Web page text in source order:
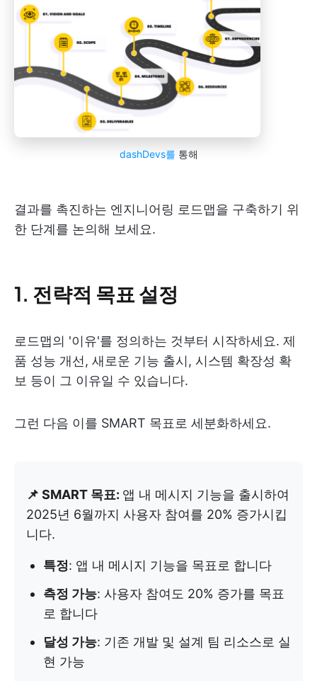
dashDevs를 통해
결과를 촉진하는 엔지니어링 로드맵을 구축하기 위
한 단계를 논의해 보세요.
1. 전략적 목표 설정
로드맵의 '이유'를 정의하는 것부터 시작하세요. 제
품 성능 개선, 새로운 기능 출시, 시스템 확장성 확
보 등이 그 이유일 수 있습니다.
그런 다음 이를 SMART 목표로 세분화하세요.
📌 SMART 목표: 앱 내 메시지 기능을 출시하여
2025년 6월까지 사용자 참여를 20% 증가시킵
니다.
특정: 앱 내 메시지 기능을 목표로 합니다
측정 가능: 사용자 참여도 20% 증가를 목표
로 합니다
달성 가능: 기존 개발 및 설계 팀 리소스로 실
현 가능